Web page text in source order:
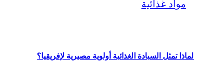
لماذا تمثل السيادة الغذائية أولوية مصيرية لإفريقيا؟